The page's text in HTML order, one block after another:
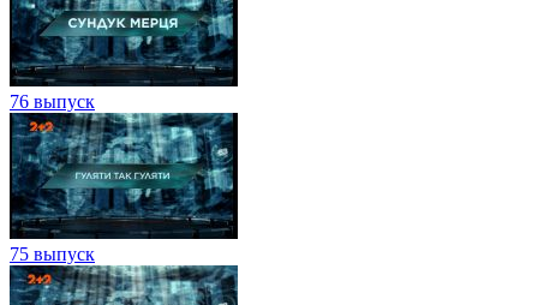
76 выпуск
75 выпуск